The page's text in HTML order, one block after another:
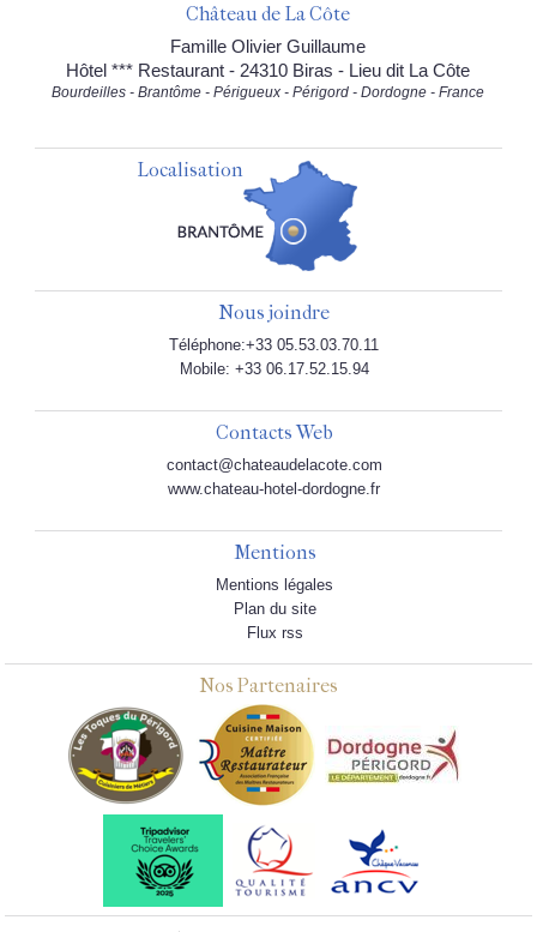
Château de La Côte
Famille Olivier Guillaume
Hôtel *** Restaurant - 24310 Biras - Lieu dit La Côte
Bourdeilles - Brantôme - Périgueux - Périgord - Dordogne - France
Localisation
Nous joindre
Téléphone:+33 05.53.03.70.11
Mobile: +33 06.17.52.15.94
Contacts Web
contact@chateaudelacote.com
www.chateau-hotel-dordogne.fr
Mentions
Mentions légales
Plan du site
Flux rss
Nos Partenaires